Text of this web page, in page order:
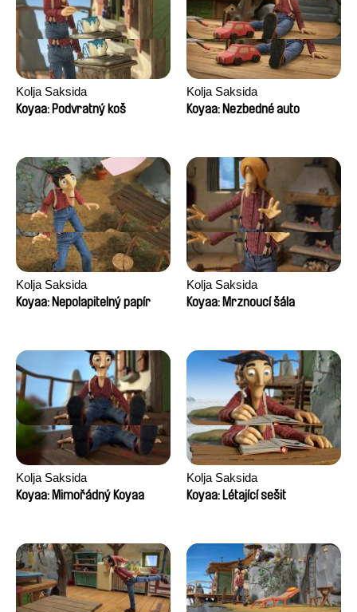
Kolja Saksida
Koyaa: Podvratný koš
Kolja Saksida
Koyaa: Nezbedné auto
Kolja Saksida
Koyaa: Nepolapitelný papír
Kolja Saksida
Koyaa: Mrznoucí šála
Kolja Saksida
Koyaa: Mimořádný Koyaa
Kolja Saksida
Koyaa: Létající sešit